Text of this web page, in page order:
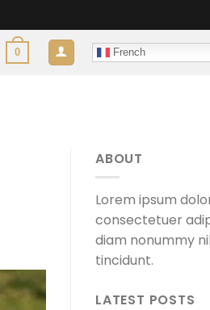
0 French
ABOUT
Lorem ipsum
consectetuer
diam nonummy
tincidunt.
LATEST POSTS